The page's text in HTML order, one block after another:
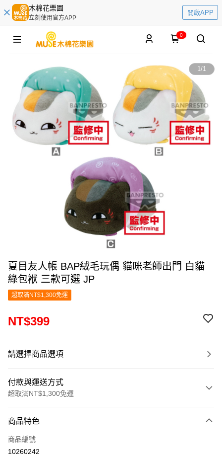
木棉花樂園
立刻使用官方APP
開啟APP
0
1/1
夏目友人帳 BAP絨毛玩偶 貓咪老師出門 白貓
綠包袱 三款可選 JP
超取滿NT$1,300免運
NT$399
請選擇商品選項
付款與運送方式
超取滿NT$1,300免運
信用卡一次付款
超商取貨付款
商品特色
商品編號
10260242